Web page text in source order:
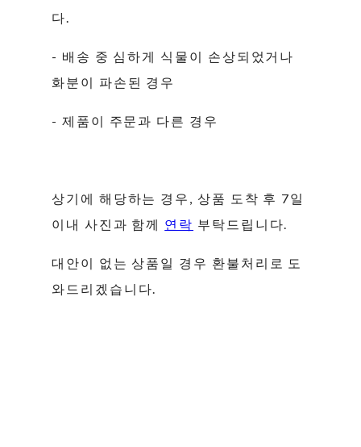
다.
- 배송 중 심하게 식물이 손상되었거나
화분이 파손된 경우
- 제품이 주문과 다른 경우
상기에 해당하는 경우, 상품 도착 후 7일
이내 사진과 함께 연락 부탁드립니다.
대안이 없는 상품일 경우 환불처리로 도
와드리겠습니다.